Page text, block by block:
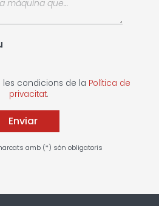
les condicions de la Política de
privacitat.
amb (*) són obligatoris